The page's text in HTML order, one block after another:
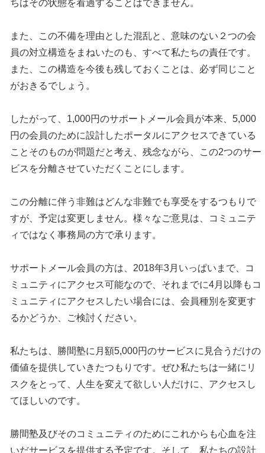
ちはその状態を看過することはできません。
また、この不備を理由とした混乱と、意味のない２つの会
員の対立構造をまねいたのも、すべて私たちの責任です。
また、この構造を今後も残しておくことは、必ず同じこと
がおきるでしょう。
したがって、1,000円のサポートメール会員が本来、5,000
円の会員のために設計したポータルにアクセスできている
ことそのものが問題だと考え、残念ながら、この2つのサー
ビスを分離させていただくことにします。
この分離に伴う非難はどんな非難でも享受をするつもりで
すが、予定は変更しません。様々なご意見は、コミュニテ
ィではなく事務局の方で承ります。
サポートメール会員の方は、2018年3月いっぱいまで、コ
ミュニティにアクセス可能なので、それまでに4月以降もコ
ミュニティにアクセスしたい場合には、会員種別を変更す
るかどうか、ご検討ください。
私たちは、勝間塾に月額5,000円のサービスに見合うだけの
価値を提供していきたつもりです。ぜひ私たちは一緒にリ
スクをとって、人生を変えて欲しい人だけに、アクセスし
てほしいのです。
勝間塾及びそのコミュニティのためにこれからも心血を注
いだサービスを提供する予定です。そして、私たちの設計